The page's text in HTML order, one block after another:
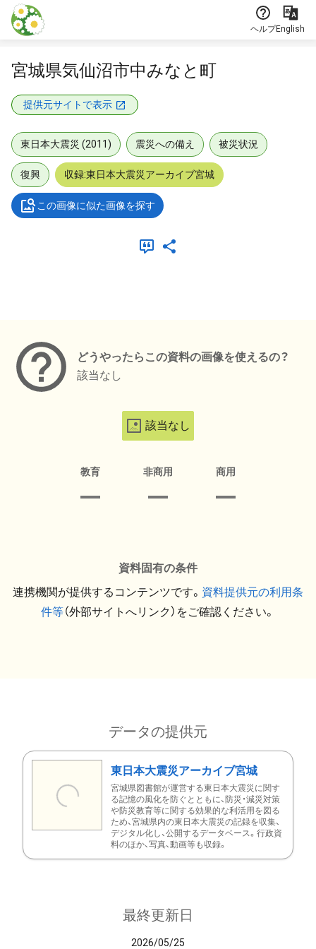
本文に飛ぶ
ヘルプEnglish
宮城県気仙沼市中みなと町
提供元サイトで表示
東日本大震災 (2011) 震災への備え 被災状況
復興 収録:東日本大震災アーカイブ宮城
この画像に似た画像を探す
どうやったらこの資料の画像を使えるの？
該当なし
該当なし
教育 非商用 商用
資料固有の条件
連携機関が提供するコンテンツです。 資料提供元の利用条
件等（外部サイトへリンク）をご確認ください。
データの提供元
東日本大震災アーカイブ宮城
宮城県図書館が運営する東日本大震災に関す
る記憶の風化を防ぐとともに、防災・減災対策
や防災教育等に関する効果的な利活用を図る
ため、宮城県内の東日本大震災の記録を収集、
デジタル化し、公開するデータベース。行政資
料のほか、写真、動画等も収録。
最終更新日
2026/05/25